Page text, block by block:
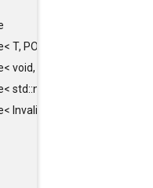
T, POLICY, true >
void, POLICY, true >
std::nullptr_t, POLICY, true >
InvalidType, POLICY, true >